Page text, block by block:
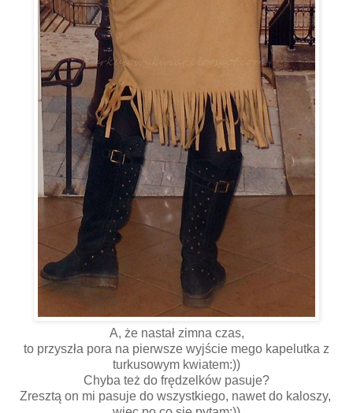
A, że nastał zimna czas,
to przyszła pora na pierwsze wyjście mego kapelutka z
turkusowym kwiatem:))
Chyba też do frędzelków pasuje?
Zresztą on mi pasuje do wszystkiego, nawet do kaloszy,